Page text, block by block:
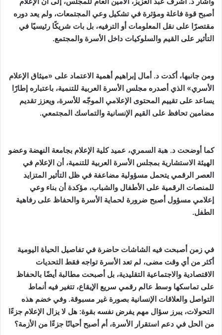
أصبح قوة فاعلة ومؤثرة في تشكيل وعي المجتمعات، ولم يعد دوره
مقتصرًا على نقل المعلومات أو الترفيه، بل بات شريكًا رئيسيًا في
التأثير على القيم والسلوكيات داخل الأسرة والمجتمع.
ومن جانبها، أكدت د. أمال إبراهيم أهمية الاعتماد على «ميثاق الإعلام
الأسري» الذي أصدره مجلس الأسرة العربية للتنمية، باعتباره إطارًا
يساعد على تقييم المحتوى الإعلامي الموجّه للأسرة، ويعزز تقديم
مضامين تحافظ على القيم الإنسانية والتماسك المجتمعي.
كما أوضحت د. هبة السمري، عميد كلية الإعلام بجامعة النهضة وعضو
الهيئة الاستشارية بمجلس الأسرة العربية للتنمية، أن الإعلام في
العصر الرقمي يتحمل مسؤولية مضاعفة في ظل التأثير المتزايد
للمنصات الرقمية على الأطفال والشباب، مؤكدة أن بناء وعي
إعلامي مسؤول أصبح ضرورة لحماية الأسرة والحفاظ على رفاهية
الطفل.
في زمن أصبحت فيه الشاشات حاضرة في تفاصيل الحياة اليومية
أكثر من أي وقت مضى، لم تعد الأسرة تواجه فقط التحديات
الاقتصادية والاجتماعية التقليدية، بل أصبحت مطالبة أيضًا بالحفاظ
على تماسكها وسط عالم رقمي سريع الإيقاع، تتغير فيه أنماط
التواصل والعلاقات الإنسانية بصورة غير مسبوقة. وفي خضم هذه
التحولات، يبرز سؤال مهم يفرض نفسه بقوة: هل لا يزال الإعلام جزءًا
من الحل في دعم استقرار الأسرة، أم أصبح أحيانًا جزءًا من الأزمة؟